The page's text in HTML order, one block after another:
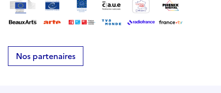
Nos partenaires